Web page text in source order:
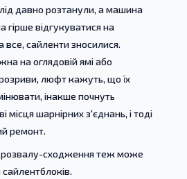
давно розтанули, а машина
гірше відгукуватися на
сайленти зносилися.
на оглядовій ямі або
розриви, люфт кажуть, що їх
інакше почнуть
місця шарнірних з'єднань, і тоді
ремонт.
сходження теж може